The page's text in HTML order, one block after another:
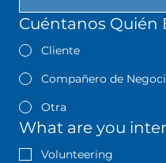
Cuéntanos Quién
Cliente
Compañero de
Otra
What are you
Volunteering